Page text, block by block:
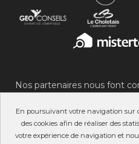
En poursuivant votre navigation sur
des cookies afin de réaliser des
votre expérience de navigation et
Nos partenaires nous font